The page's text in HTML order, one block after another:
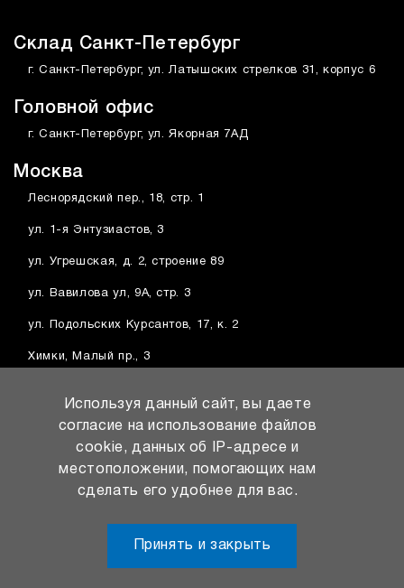
Склад Санкт-Петербург
г. Санкт-Петербург, ул. Латышских стрелков 31, корпус 6
Головной офис
г. Санкт-Петербург, ул. Якорная 7АД
Москва
Леснорядский пер., 18, стр. 1
ул. 1-я Энтузиастов, 3
ул. Угрешская, д. 2, строение 89
ул. Вавилова ул, 9А, стр. 3
ул. Подольских Курсантов, 17, к. 2
Химки, Малый пр., 3
Котельники, Дзержинское ш., 14
Видное, Проектируемый пр. № 251, вл1
персональных данных
Пользовательское
соглашение
Используя данный сайт, вы даете
согласие на использование файлов
cookie, данных об IP-адресе и
местоположении, помогающих нам
сделать его удобнее для вас.
Принять и закрыть